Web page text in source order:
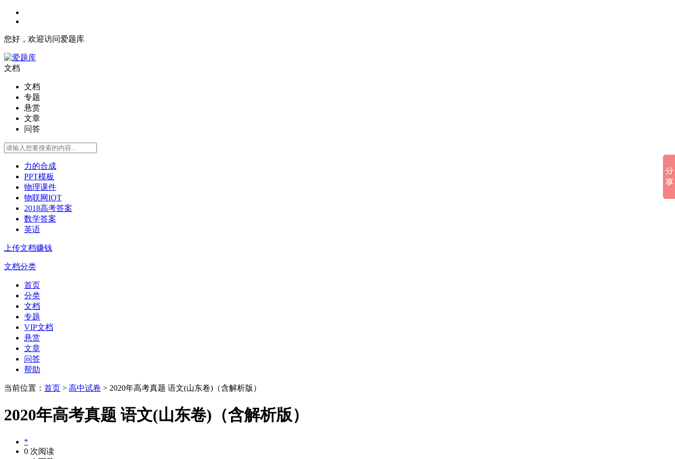
您好，欢迎访问爱题库
文档
文档
专题
悬赏
文章
问答
力的合成
PPT模板
物理课件
物联网IOT
2018高考答案
数学答案
英语
上传文档赚钱
文档分类
首页
分类
文档
专题
VIP文档
悬赏
文章
问答
帮助
当前位置： 首页 > 高中试卷 > 2020年高考真题 语文(山东卷)（含解析版）
2020年高考真题 语文(山东卷)（含解析版）
*
0 次阅读